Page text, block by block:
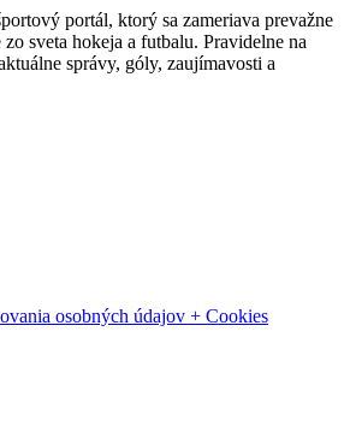
portál, ktorý sa zameriava prevažne
sveta hokeja a futbalu. Pravidelne na
správy, góly, zaujímavosti a
osobných údajov + Cookies